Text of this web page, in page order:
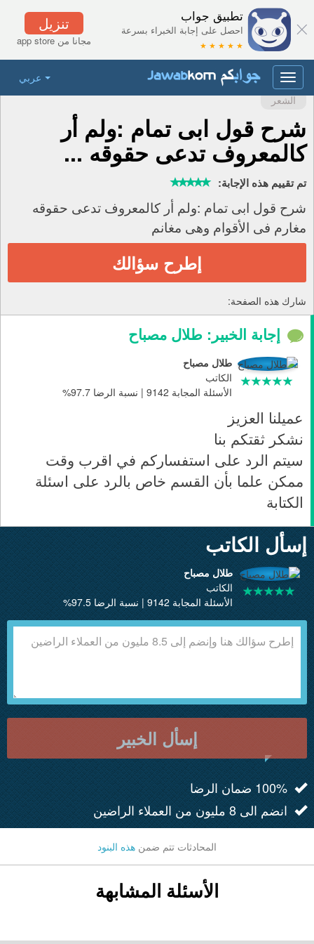
تنزيل
مجانا من app store
تطبيق جواب
احصل على إجابة الخبراء بسرعة
★ ★ ★ ★ ★
عربي
Toggle
navigation
الشعر
شرح قول ابى تمام :ولم أر
كالمعروف تدعى حقوقه ...
تم تقييم هذه الإجابة:
شرح قول ابى تمام :ولم أر كالمعروف تدعى حقوقه
مغارم فى الأقوام وهى مغانم
إطرح سؤالك
شارك هذه الصفحة:
إجابة الخبير: طلال مصباح
طلال مصباح
الكاتب
الأسئلة المجابة 9142 | نسبة الرضا 97.7%
عميلنا العزيز
نشكر ثقتكم بنا
سيتم الرد على استفساركم في اقرب وقت
ممكن علما بأن القسم خاص بالرد على اسئلة
الكتابة
إسأل الكاتب
طلال مصباح
الكاتب
الأسئلة المجابة 9142 | نسبة الرضا 97.5%
إسأل الخبير
100% ضمان الرضا
انضم الى 8 مليون من العملاء الراضين
المحادثات تتم ضمن هذه البنود
الأسئلة المشابهة